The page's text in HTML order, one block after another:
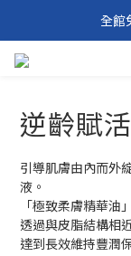
我們
全館
滿 2000 元、
逆齡賦
引導肌膚由內而外
液。
「極致柔膚精華油
透過與皮脂結構相
達到長效維持豐潤